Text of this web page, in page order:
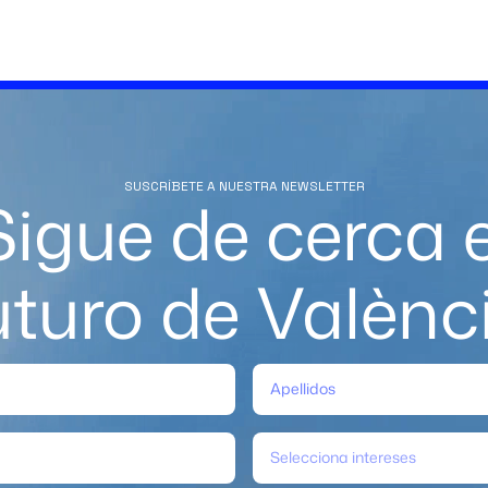
SUSCRÍBETE A NUESTRA NEWSLETTER
de cerca
de
Selecciona intereses